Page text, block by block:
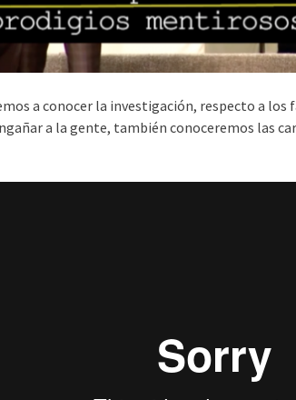
a conocer la investigación, respecto a los
a la gente, también conoceremos las